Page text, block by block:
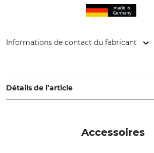
Informations de contact du fabricant
Germany, www.original-loewe.de
Détails de l’article
Accessoires